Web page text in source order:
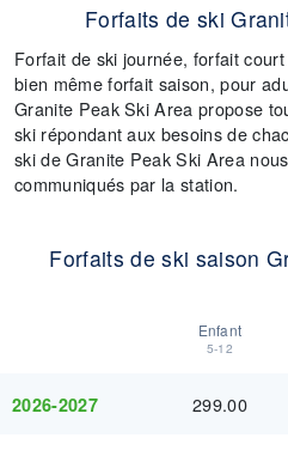
Forfaits de ski
Forfait de ski journée, forfait
bien même forfait saison, pour
Granite Peak Ski Area propose
ski répondant aux besoins de
ski de Granite Peak Ski Area
communiqués par la station.
Forfaits de ski saison
Enfant
5-12
2026-2027 299.00